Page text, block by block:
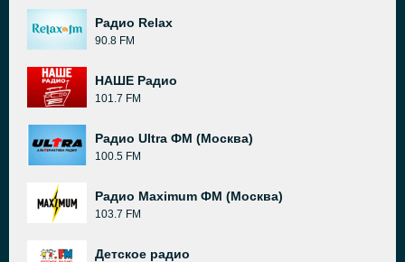
Радио Relax
90.8 FM
НАШЕ Радио
101.7 FM
Радио Ultra ФМ (Москва)
100.5 FM
Радио Maximum ФМ (Москва)
103.7 FM
Детское радио